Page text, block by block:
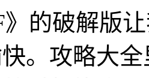
》的破解版
。攻略大